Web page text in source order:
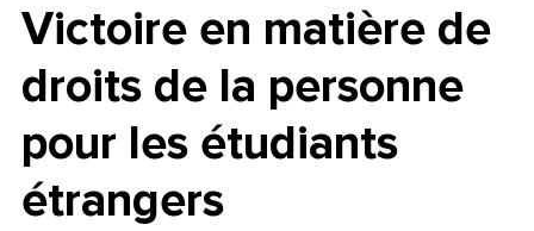
Victoire en matière de
droits de la personne
pour les étudiants
étrangers